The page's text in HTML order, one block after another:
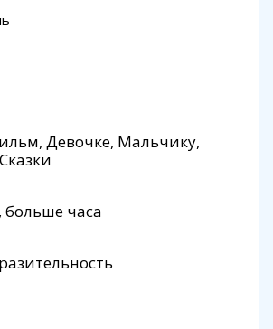
Девочке, Мальчику,
часа